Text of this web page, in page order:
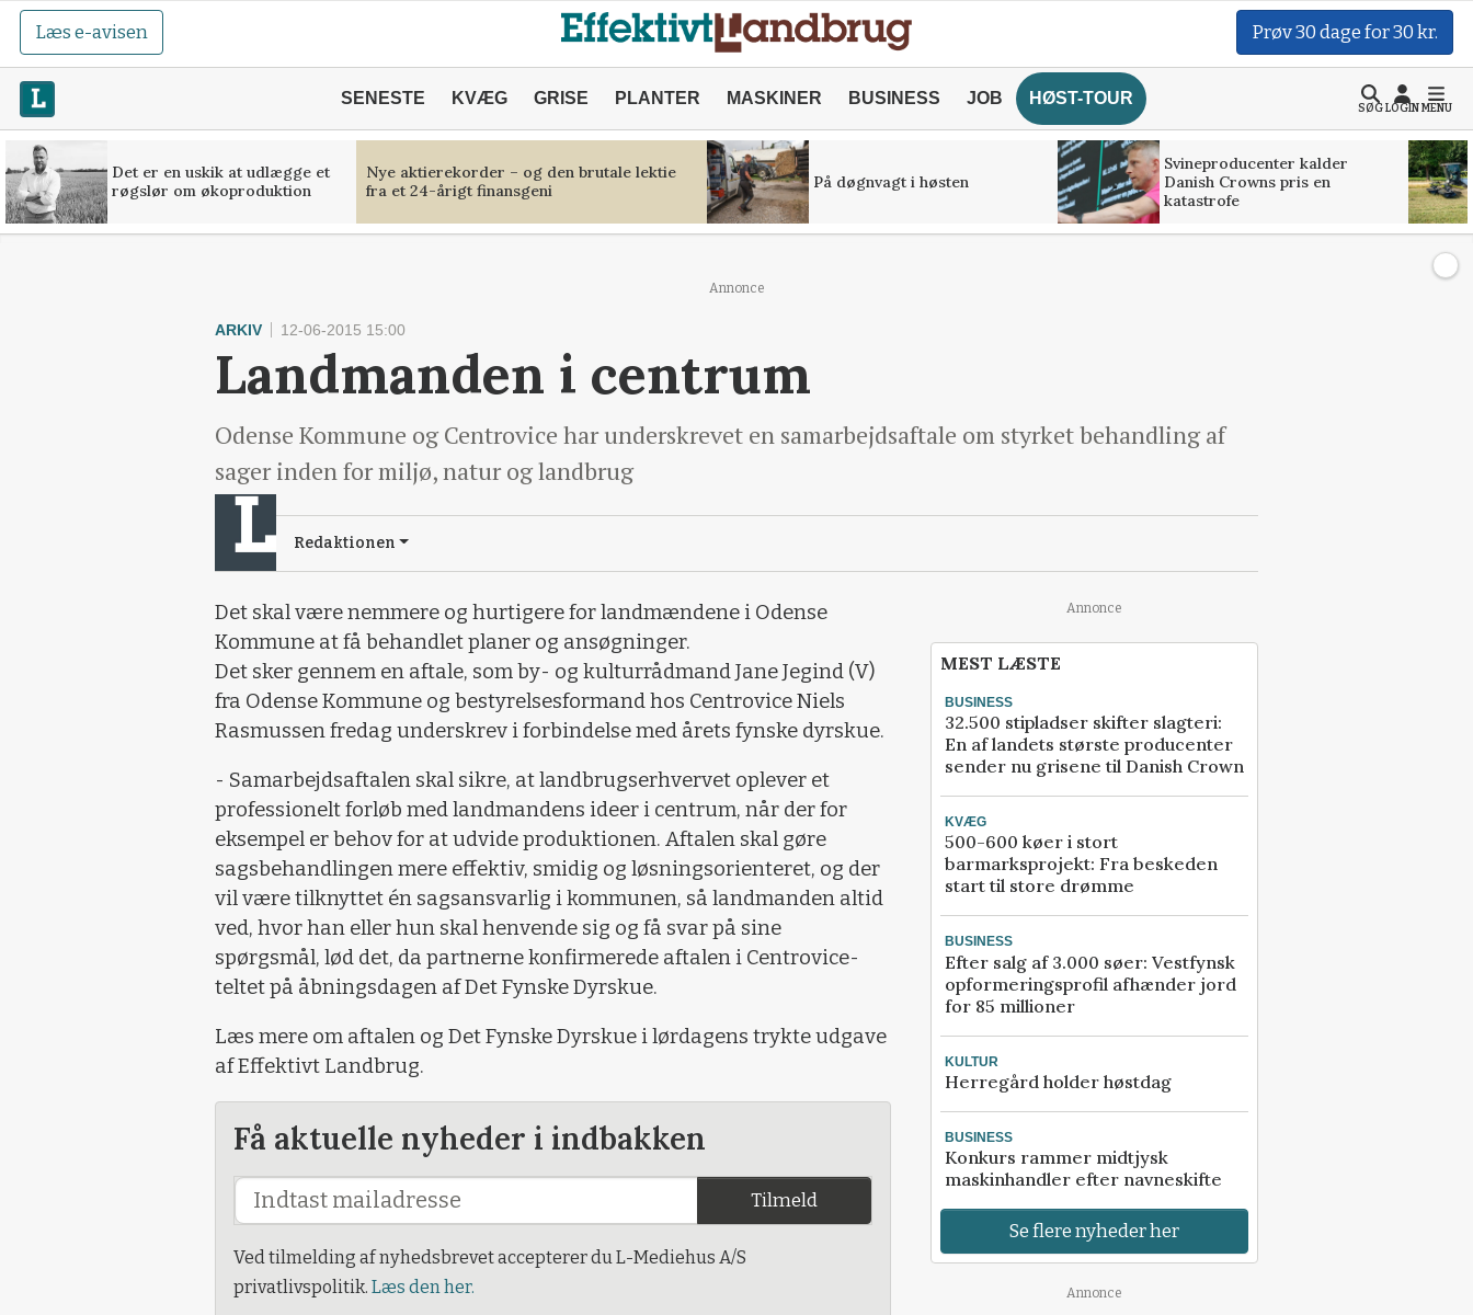
Læs e-avisen Prøv 30 dage for 30 kr.
SENESTE KVÆG GRISE PLANTER MASKINER BUSINESS JOB HØST-TOUR
SØGLOGINMENU
Det er en uskik at udlægge et
røgslør om økoproduktion
Nye aktierekorder – og den brutale lektie
fra et 24-årigt finansgeni
På døgnvagt i høsten
Svineproducenter kalder
Danish Crowns pris en
katastrofe
Annonce
ARKIV 12-06-2015 15:00
Landmanden i centrum
Odense Kommune og Centrovice har underskrevet en samarbejdsaftale om styrket behandling af
sager inden for miljø, natur og landbrug
Redaktionen
Det skal være nemmere og hurtigere for landmændene i Odense
Kommune at få behandlet planer og ansøgninger.
Det sker gennem en aftale, som by- og kulturrådmand Jane Jegind (V)
fra Odense Kommune og bestyrelsesformand hos Centrovice Niels
Rasmussen fredag underskrev i forbindelse med årets fynske dyrskue.
- Samarbejdsaftalen skal sikre, at landbrugserhvervet oplever et
professionelt forløb med landmandens ideer i centrum, når der for
eksempel er behov for at udvide produktionen. Aftalen skal gøre
sagsbehandlingen mere effektiv, smidig og løsningsorienteret, og der
vil være tilknyttet én sagsansvarlig i kommunen, så landmanden altid
ved, hvor han eller hun skal henvende sig og få svar på sine
spørgsmål, lød det, da partnerne konfirmerede aftalen i Centrovice-
teltet på åbningsdagen af Det Fynske Dyrskue.
Læs mere om aftalen og Det Fynske Dyrskue i lørdagens trykte udgave
af Effektivt Landbrug.
Få aktuelle nyheder i indbakken
Tilmeld
Ved tilmelding af nyhedsbrevet accepterer du L-Mediehus A/S
privatlivspolitik. Læs den her.
Annonce
MEST LÆSTE
BUSINESS
32.500 stipladser skifter slagteri:
En af landets største producenter
sender nu grisene til Danish Crown
KVÆG
500-600 køer i stort
barmarksprojekt: Fra beskeden
start til store drømme
BUSINESS
Efter salg af 3.000 søer: Vestfynsk
opformeringsprofil afhænder jord
for 85 millioner
KULTUR
Herregård holder høstdag
BUSINESS
Konkurs rammer midtjysk
maskinhandler efter navneskifte
Se flere nyheder her
Annonce